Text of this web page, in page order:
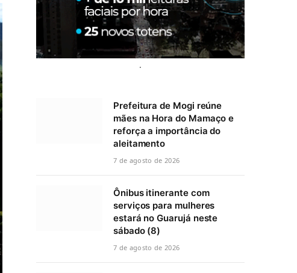
.
Prefeitura de Mogi reúne
mães na Hora do Mamaço e
reforça a importância do
aleitamento
7 de agosto de 2026
Ônibus itinerante com
serviços para mulheres
estará no Guarujá neste
sábado (8)
7 de agosto de 2026